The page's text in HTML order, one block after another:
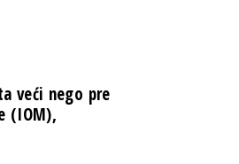
veći nego pre
(IOM),